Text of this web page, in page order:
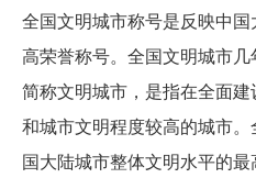
全国文明城市称号是反映中
高荣誉称号。全国文明城市几
简称文明城市，是指在全面
和城市文明程度较高的城市
国大陆城市整体文明水平的